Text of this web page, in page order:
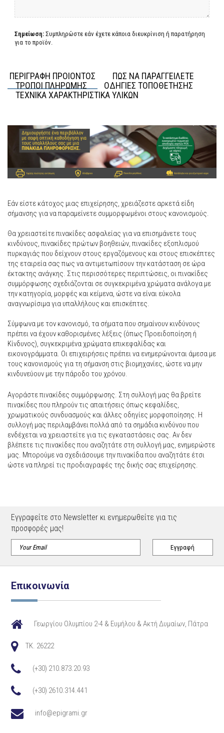
Σημείωση: Συμπληρώστε εάν έχετε κάποια διευκρίνιση ή παρατήρηση
για το προϊόν.
ΠΕΡΙΓΡΑΦΗ ΠΡΟΙΟΝΤΟΣ
ΠΩΣ ΝΑ ΠΑΡΑΓΓΕΙΛΕΤΕ
ΤΡΟΠΟΙ ΠΛΗΡΩΜΗΣ
ΟΔΗΓΙΕΣ ΤΟΠΟΘΕΤΗΣΗΣ
ΤΕΧΝΙΚΑ ΧΑΡΑΚΤΗΡΙΣΤΙΚΑ ΥΛΙΚΩΝ
Εάν είστε κάτοχος μιας επιχείρησης, χρειάζεστε αρκετά είδη
σήμανσης για να παραμείνετε συμμορφωμένοι στους κανονισμούς.
Θα χρειαστείτε πινακίδες ασφαλείας για να επισημάνετε τους
κινδύνους, πινακίδες πρώτων βοηθειών, πινακίδες εξοπλισμού
πυρκαγιάς που δείχνουν στους εργαζόμενους και στους επισκέπτες
της εταιρεία σας πως να αντιμετωπίσουν την κατάσταση σε ώρα
έκτακτης ανάγκης. Στις περισσότερες περιπτώσεις, οι πινακίδες
συμμόρφωσης σχεδιάζονται σε συγκεκριμένα χρώματα ανάλογα με
την κατηγορία, μορφές και κείμενα, ώστε να είναι εύκολα
αναγνωρίσιμα για υπαλλήλους και επισκέπτες.
Σύμφωνα με τον κανονισμό, τα σήματα που σημαίνουν κινδύνους
πρέπει να έχουν καθορισμένες λέξεις (όπως Προειδοποίηση ή
Κίνδυνος), συγκεκριμένα χρώματα επικεφαλίδας και
εικονογράμματα. Οι επιχειρήσεις πρέπει να ενημερώνονται άμεσα με
τους κανονισμούς για τη σήμανση στις βιομηχανίες, ώστε να μην
κινδυνεύουν με την πάροδο του χρόνου.
Αγοράστε πινακίδες συμμόρφωσης. Στη συλλογή μας θα βρείτε
πινακίδες που πληρούν τις απαιτήσεις όπως κεφαλίδες,
χρωματικούς συνδυασμούς και άλλες οδηγίες μορφοποίησης. Η
συλλογή μας περιλαμβάνει πολλά από τα σημάδια κινδύνου που
ενδέχεται να χρειαστείτε για τις εγκαταστάσεις σας. Αν δεν
βλέπετε τις πινακίδες που αναζητάτε στη συλλογή μας, ενημερώστε
μας. Μπορούμε να σχεδιάσουμε την πινακίδα που αναζητάτε έτσι
ώστε να πληρεί τις προδιαγραφές της δικής σας επιχείρησης.
Εγγραφείτε στο Newsletter κι ενημερωθείτε για τις
προσφορές μας!
Επικοινωνία
Γεωργίου Ολυμπίου 2-4 & Ευμήλου & Ακτή Δυμαίων, Πάτρα
TK. 26222
(+30) 210.873.20.93
(+30) 2610.314.441
info@epigrami.gr